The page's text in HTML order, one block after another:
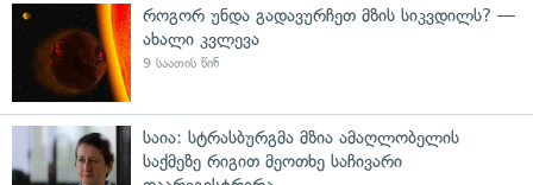
როგორ უნდა გადავურჩეთ მზის სიკვდილს? —
ახალი კვლევა
9 საათის წინ
საია: სტრასბურგმა მზია ამაღლობელის
საქმეზე რიგით მეოთხე საჩივარი